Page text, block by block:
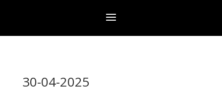
30-04-2025